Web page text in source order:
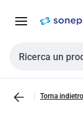
navigazione alla
Cerca input
Torna indietro